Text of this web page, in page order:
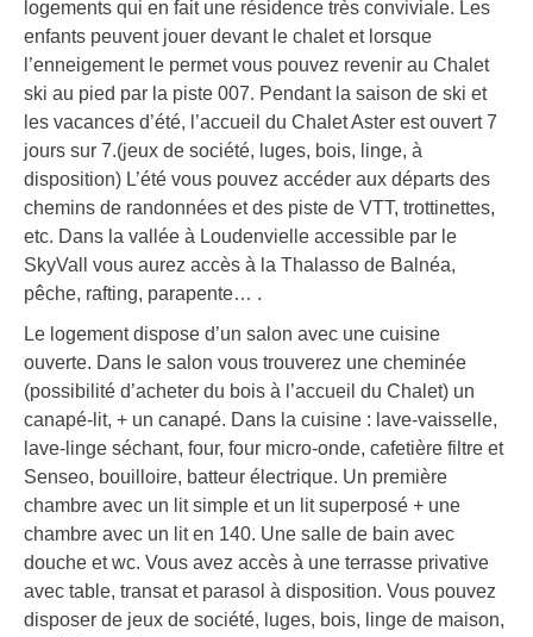
logements qui en fait une résidence très conviviale. Les
enfants peuvent jouer devant le chalet et lorsque
l’enneigement le permet vous pouvez revenir au Chalet
ski au pied par la piste 007. Pendant la saison de ski et
les vacances d’été, l’accueil du Chalet Aster est ouvert 7
jours sur 7.(jeux de société, luges, bois, linge, à
disposition) L’été vous pouvez accéder aux départs des
chemins de randonnées et des piste de VTT, trottinettes,
etc. Dans la vallée à Loudenvielle accessible par le
SkyVall vous aurez accès à la Thalasso de Balnéa,
pêche, rafting, parapente… .
Le logement dispose d’un salon avec une cuisine
ouverte. Dans le salon vous trouverez une cheminée
(possibilité d’acheter du bois à l’accueil du Chalet) un
canapé-lit, + un canapé. Dans la cuisine : lave-vaisselle,
lave-linge séchant, four, four micro-onde, cafetière filtre et
Senseo, bouilloire, batteur électrique. Un première
chambre avec un lit simple et un lit superposé + une
chambre avec un lit en 140. Une salle de bain avec
douche et wc. Vous avez accès à une terrasse privative
avec table, transat et parasol à disposition. Vous pouvez
disposer de jeux de société, luges, bois, linge de maison,